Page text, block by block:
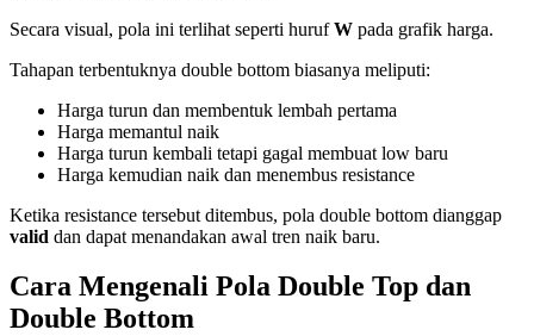
Secara visual, pola ini terlihat seperti hurufW pada grafik harga.
Tahapan terbentuknya double bottom biasanya meliputi:
Harga turun dan membentuk lembah pertama
Harga memantul naik
Harga turun kembali tetapi gagal membuat low baru
Harga kemudian naik dan menembus resistance
Ketika resistance tersebut ditembus, pola double bottom dianggap
valid dan dapat menandakan awal tren naik baru.
Cara Mengenali Pola Double Top dan
Double Bottom